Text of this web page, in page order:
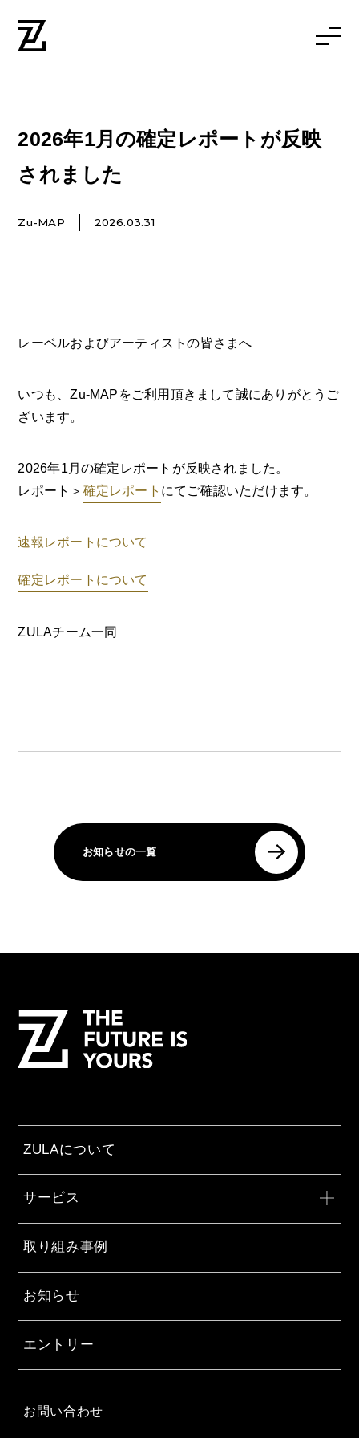
2026年1月の確定レポートが反映
されました
Zu-MAP 2026.03.31
レーベルおよびアーティストの皆さまへ
いつも、Zu-MAPをご利用頂きまして誠にありがとうご
ざいます。
2026年1月の確定レポートが反映されました。
レポート＞ 確定レポート にてご確認いただけます。
速報レポートについて
確定レポートについて
ZULAチーム一同
お知らせの一覧
ZULAについて
サービス
取り組み事例
お知らせ
エントリー
お問い合わせ